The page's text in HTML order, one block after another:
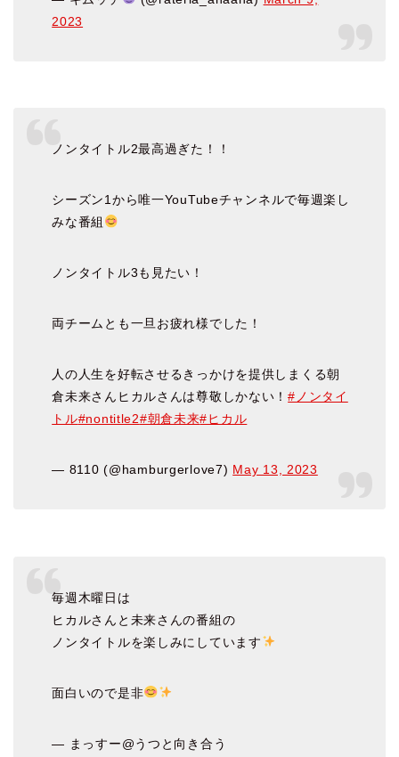
2023
ノンタイトル2最高過ぎた！！
シーズン1から唯一YouTubeチャンネルで毎週楽し
みな番組
ノンタイトル3も見たい！
両チームとも一旦お疲れ様でした！
人の人生を好転させるきっかけを提供しまくる朝
倉未来さんヒカルさんは尊敬しかない！#ノンタイ
トル#nontitle2#朝倉未来#ヒカル
— 8110 (@hamburgerlove7) May 13, 2023
毎週木曜日は
ヒカルさんと未来さんの番組の
ノンタイトルを楽しみにしています
面白いので是非
— まっすー@うつと向き合う